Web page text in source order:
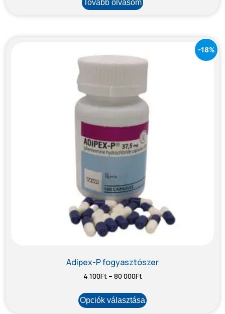
Tovább olvasom
-18%
Adipex-P fogyasztószer
4 100Ft – 80 000Ft
Opciók választása